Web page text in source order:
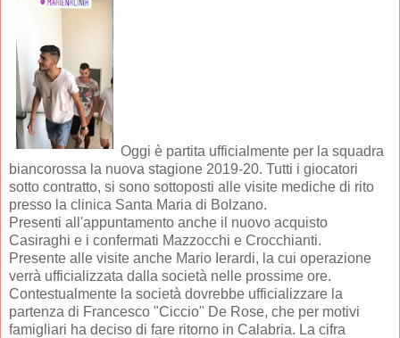
Oggi è partita ufficialmente per la squadra
biancorossa la nuova stagione 2019-20. Tutti i giocatori
sotto contratto, si sono sottoposti alle visite mediche di rito
presso la clinica Santa Maria di Bolzano.
Presenti all'appuntamento anche il nuovo acquisto
Casiraghi e i confermati Mazzocchi e Crocchianti.
Presente alle visite anche Mario Ierardi, la cui operazione
verrà ufficializzata dalla società nelle prossime ore.
Contestualmente la società dovrebbe ufficializzare la
partenza di Francesco "Ciccio" De Rose, che per motivi
famigliari ha deciso di fare ritorno in Calabria. La cifra